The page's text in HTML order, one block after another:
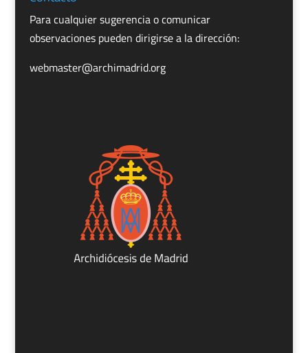
Para cualquier sugerencia o comunicar
observaciones pueden dirigirse a la dirección:
webmaster@archimadrid.org